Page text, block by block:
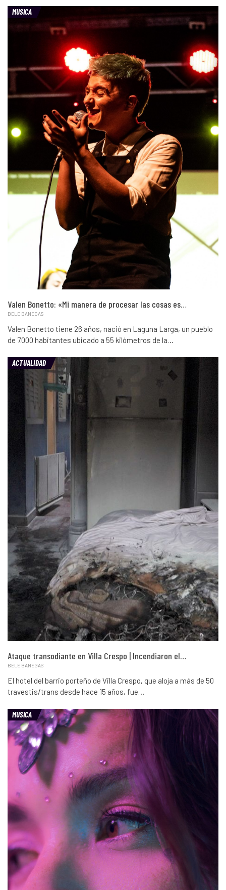
MUSICA
Valen Bonetto: «Mi manera de procesar las cosas es…
BELE BANEGAS
Valen Bonetto tiene 26 años, nació en Laguna Larga, un pueblo
de 7.000 habitantes ubicado a 55 kilómetros de la…
ACTUALIDAD
Ataque transodiante en Villa Crespo | Incendiaron el…
BELE BANEGAS
El hotel del barrio porteño de Villa Crespo, que aloja a más de 50
travestis/trans desde hace 15 años, fue…
MUSICA